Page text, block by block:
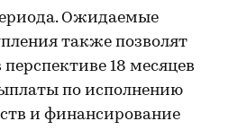
Ожидаемые
также позволят
18 месяцев
по исполнению
и финансирование